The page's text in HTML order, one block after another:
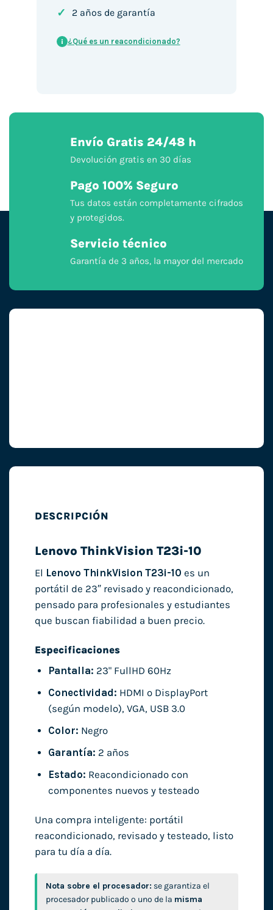
✓ 2 años de garantía
i ¿Qué es un reacondicionado?
Envío Gratis 24/48 h
Devolución gratis en 30 días
Pago 100% Seguro
Tus datos están completamente cifrados
y protegidos.
Servicio técnico
Garantía de 3 años, la mayor del mercado
DESCRIPCIÓN
Lenovo ThinkVision T23i-10
El Lenovo ThinkVision T23i-10 es un
portátil de 23″ revisado y reacondicionado,
pensado para profesionales y estudiantes
que buscan fiabilidad a buen precio.
Especificaciones
Pantalla: 23" FullHD 60Hz
Conectividad: HDMI o DisplayPort
(según modelo), VGA, USB 3.0
Color: Negro
Garantía: 2 años
Estado: Reacondicionado con
componentes nuevos y testeado
Una compra inteligente: portátil
reacondicionado, revisado y testeado, listo
para tu día a día.
Nota sobre el procesador: se garantiza el
procesador publicado o uno de la misma